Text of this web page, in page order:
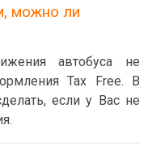
можно ли
автобуса не
Tax Free. В
если у Вас не